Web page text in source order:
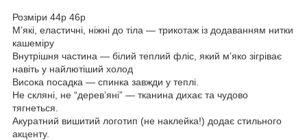
Розміри 44р 46р
М’які, еластичні, ніжні до тіла — трикотаж із додаванням нитки
кашеміру
Внутрішня частина — білий теплий фліс, який м’яко зігріває
навіть у найлютіший холод
Висока посадка — спинка завжди у теплі.
Не скляні, не “дерев’яні” — тканина дихає та чудово
тягнеться.
Акуратний вишитий логотип (не наклейка!) додає стильного
акценту.